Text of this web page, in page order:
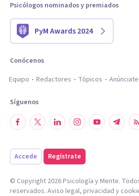
Psicólogos nominados y premiados
PyM Awards 2024
Conócenos
Equipo
Redactores Tópicos Anúnciate
Síguenos
Accede Regístrate
© Copyright 2026Psicología y Mente.
reservados. Aviso legal, privacidad y